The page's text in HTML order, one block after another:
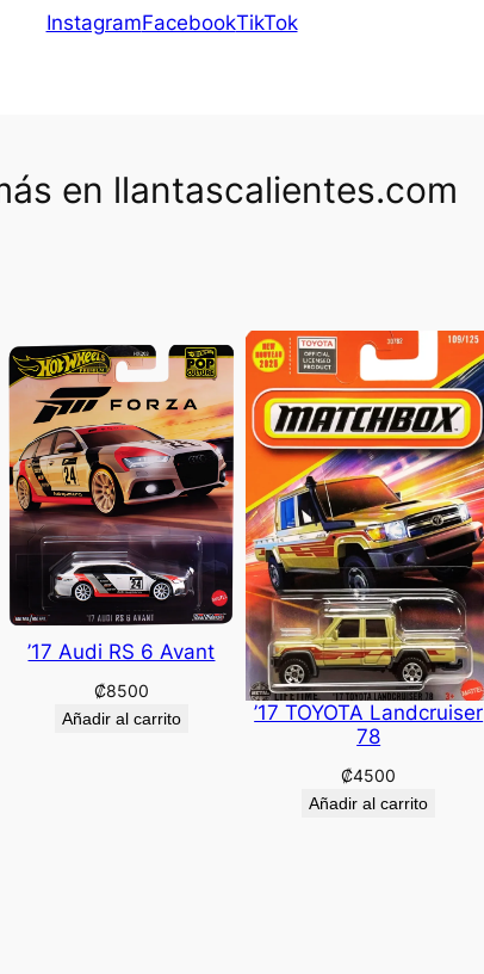
InstagramFacebookTikTok
en llantascalientes.com
’17 Audi RS 6 Avant
₡8500
Añadir al carrito
’17 TOYOTA Landcruiser
78
₡4500
Añadir al carrito